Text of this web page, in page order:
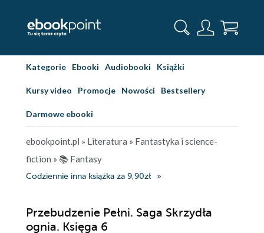
Kategorie Ebooki Audiobooki Książki
Kursy video Promocje Nowości Bestsellery
Darmowe ebooki
ebookpoint.pl » Literatura » Fantastyka i science-
fiction » 📚 Fantasy
Codziennie inna książka za 9,90zł
Przebudzenie Pełni. Saga Skrzydła
ognia. Księga 6